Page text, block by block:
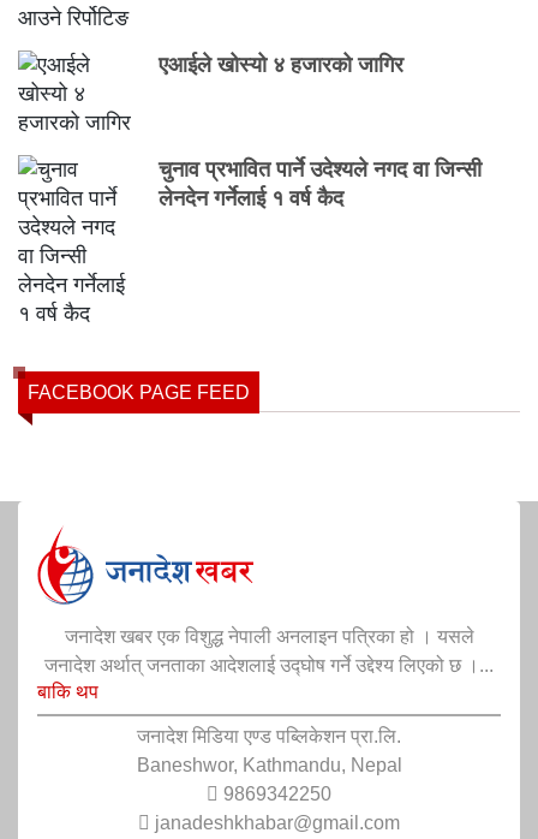
एआईले खोस्यो ४ हजारको जागिर
चुनाव प्रभावित पार्ने उदेश्यले नगद वा जिन्सी
लेनदेन गर्नेलाई १ वर्ष कैद
FACEBOOK PAGE FEED
जनादेश खबर एक विशुद्ध नेपाली अनलाइन पत्रिका हो । यसले
जनादेश अर्थात् जनताका आदेशलाई उद्घोष गर्ने उद्देश्य लिएको छ ।...
बाकि थप
जनादेश मिडिया एण्ड पब्लिकेशन प्रा.लि.
Baneshwor, Kathmandu, Nepal
9869342250
janadeshkhabar@gmail.com